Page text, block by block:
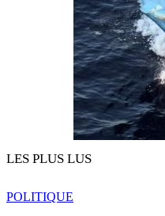
LES PLUS LUS
POLITIQUE